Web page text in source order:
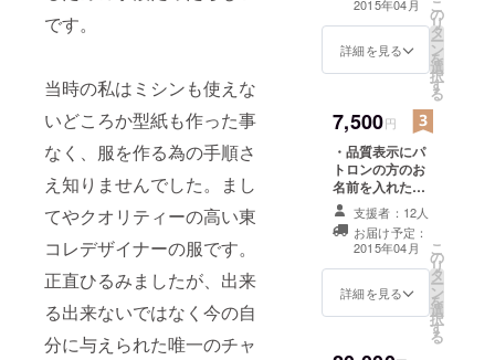
です。
当時の私はミシンも使えな
いどころか型紙も作った事
なく、服を作る為の手順さ
え知りませんでした。まし
てやクオリティーの高い東
コレデザイナーの服です。
正直ひるみましたが、出来
る出来ないではなく今の自
分に与えられた唯一のチャ
定） ・ショーの
招待状（2015年
3月16日から21
て開催、3月上旬
筆のお礼状
2015年04月
詳細を見る
こ
の
リ
タ
ー
ン
を
選
択
す
る
7,500円
・品質表示にパ
トロンの方のお
名前を入れた限
定Tシャツ（サイ
ズXS、S、M、
L、XL 、4月発
送予定） ・限定
トートバック
（カラー黒、生
成り 4月発送予
支援者：12人
お届け予定：
2015年04月
詳細を見る
こ
の
リ
タ
ー
ン
を
選
択
す
る